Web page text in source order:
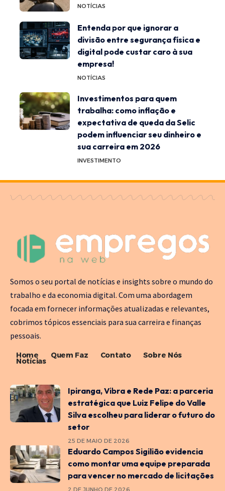
NOTÍCIAS
Entenda por que ignorar a
divisão entre segurança física e
digital pode custar caro à sua
empresa!
NOTÍCIAS
Investimentos para quem
trabalha: como inflação e
expectativa de queda da Selic
podem influenciar seu dinheiro e
sua carreira em 2026
INVESTIMENTO
Somos o seu portal de notícias e insights sobre o mundo do
trabalho e da economia digital. Com uma abordagem
focada em fornecer informações atualizadas e relevantes,
cobrimos tópicos essenciais para sua carreira e finanças
pessoais.
Home Quem Faz Contato Sobre Nós
Notícias
Ipiranga, Vibra e Rede Paz: a parceria
estratégica que Luiz Felipe do Valle
Silva escolheu para liderar o futuro do
setor
25 DE MAIO DE 2026
Eduardo Campos Sigilião evidencia
como montar uma equipe preparada
para vencer no mercado de licitações
2 DE JUNHO DE 2026